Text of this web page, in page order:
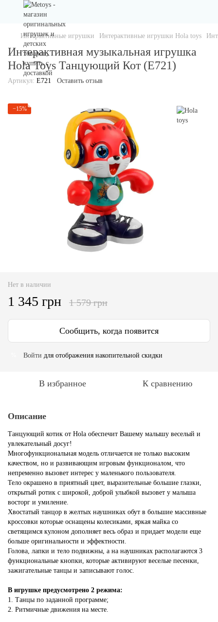
Интерактивные игрушки Интерактивные игрушки Hola toys
Интерактивная музыкальная игрушка
Hola Toys Танцующий Кот (E721)
Артикул: E721 Оставить отзыв
−15%
Нет в наличии
1 345 грн 1 579 грн
Сообщить, когда появится
Войти для отображения накопительной скидки
В избранное К сравнению
Описание
Танцующий котик от Hola обеспечит Вашему малышу веселый и
увлекательный досуг!
Многофункциональная модель отличается не только высоким
качеством, но и развивающим игровым функционалом, что
непременно вызовет интерес у маленького пользователя.
Тело окрашено в приятный цвет, выразительные большие глазки,
открытый ротик с широкой, доброй улыбкой вызовет у малыша
восторг и умиление.
Хвостатый танцор в желтых наушниках обут в большие массивные
кроссовки которые оснащены колесиками, яркая майка со
светящимся кулоном дополняет весь образ и придает модели еще
больше оригинальности и эффектности.
Голова, лапки и тело подвижны, а на наушниках располагаются 3
функциональные кнопки, которые активируют веселые песенки,
зажигательные танцы и записывают голос.
В игрушке предусмотрено 2 режима:
1. Танцы по заданной программе;
2. Ритмичные движения на месте.